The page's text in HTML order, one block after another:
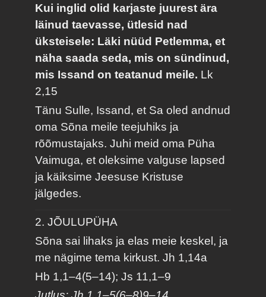
Kui inglid olid karjaste juurest ära
läinud taevasse, ütlesid nad
üksteisele: Läki nüüd Petlemma, et
näha saada seda, mis on sündinud,
mis Issand on teatanud meile. Lk
2,15
Tänu Sulle, Issand, et Sa oled andnud
oma Sõna meile teejuhiks ja
rõõmustajaks. Juhi meid oma Püha
Vaimuga, et oleksime valguse lapsed
ja käiksime Jeesuse Kristuse
jälgedes.
2. JÕULUPÜHA
Sõna sai lihaks ja elas meie keskel, ja
me nägime tema kirkust.Jh 1,14a
Hb 1,1–4(5–14); Js 11,1–9